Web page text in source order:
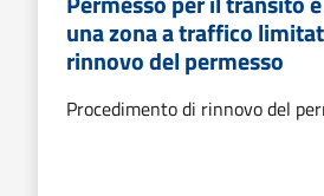
una zona a traffico
rinnovo del permesso
Procedimento di rinnovo del